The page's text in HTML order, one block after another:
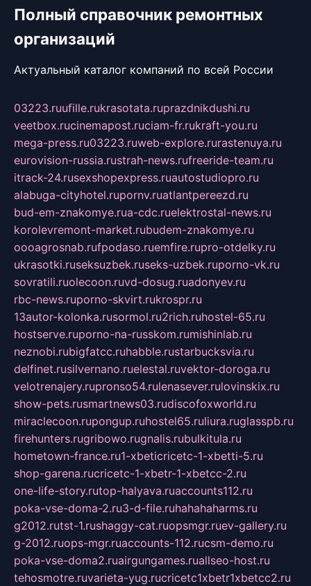
Полный справочник ремонтных
организаций
Актуальный каталог компаний по всей России
03223.ruufille.rukrasotata.ruprazdnikdushi.ru
veetbox.rucinemapost.ruciam-fr.rukraft-you.ru
mega-press.ru03223.ruweb-explore.rurastenuya.ru
eurovision-russia.rustrah-news.rufreeride-team.ru
itrack-24.rusexshopexpress.ruautostudiopro.ru
alabuga-cityhotel.rupornv.ruatlantpereezd.ru
bud-em-znakomye.rua-cdc.ruelektrostal-news.ru
korolevremont-market.rubudem-znakomye.ru
oooagrosnab.rufpodaso.ruemfire.rupro-otdelky.ru
ukrasotki.ruseksuzbek.ruseks-uzbek.ruporno-vk.ru
sovratili.ruolecoon.ruvd-dosug.ruadonyev.ru
rbc-news.ruporno-skvirt.rukrospr.ru
13autor-kolonka.rusormol.ru2rich.ruhostel-65.ru
hostserve.ruporno-na-russkom.rumishinlab.ru
neznobi.rubigfatcc.ruhabble.rustarbucksvia.ru
delfinet.rusilvernano.ruelestal.ruvektor-doroga.ru
velotrenajery.rupronso54.rulenasever.rulovinskix.ru
show-pets.rusmartnews03.rudiscofoxworld.ru
miraclecoon.rupongup.ruhostel65.ruliura.ruglasspb.ru
firehunters.rugribowo.rugnalis.rubulkitula.ru
hometown-france.ru1-xbeticricetc-1-xbetti-5.ru
shop-garena.rucricetc-1-xbetr-1-xbetcc-2.ru
one-life-story.rutop-halyava.ruaccounts112.ru
poka-vse-doma-2.ru3-d-file.ruhahahaharms.ru
g2012.rutst-1.rushaggy-cat.ruopsmgr.ruev-gallery.ru
g-2012.ruops-mgr.ruaccounts-112.rucsm-demo.ru
poka-vse-doma2.ruairgungames.ruallseo-host.ru
tehosmotre.ruvarieta-yug.rucricetc1xbetr1xbetcc2.ru